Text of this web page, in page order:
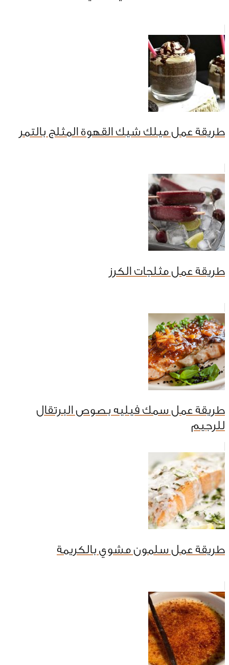
طريقة عمل ميلك شيك القهوة المثلج بالتمر
طريقة عمل مثلجات الكرز
طريقة عمل سمك فيليه بصوص البرتقال
للرجيم
طريقة عمل سلمون مشوي بالكريمة